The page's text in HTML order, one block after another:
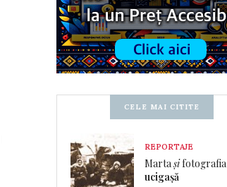
CELE MAI CITITE
REPORTAJE
Martașifotografia
ucigașă